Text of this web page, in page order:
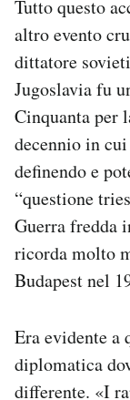
Tutto questo
altro evento
dittatore
Jugoslavia fu
Cinquanta per
decennio in
definendo e
“questione
Guerra fredda
ricorda molto
Budapest nel
Era evidente a
diplomatica
differente. «I